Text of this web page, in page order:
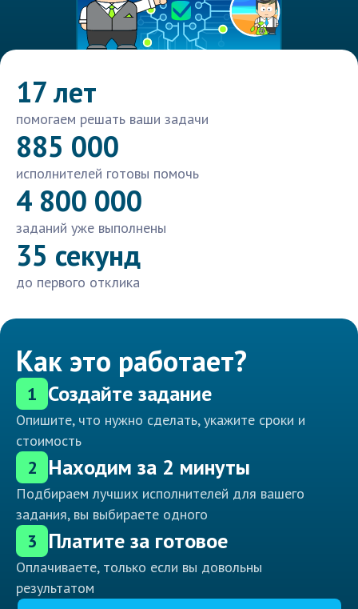
17 лет
помогаем решать ваши задачи
885 000
исполнителей готовы помочь
4 800 000
заданий уже выполнены
35 секунд
до первого отклика
Как это работает?
1 Создайте задание
Опишите, что нужно сделать, укажите сроки и
стоимость
2 Находим за 2 минуты
Подбираем лучших исполнителей для вашего
задания, вы выбираете одного
3 Платите за готовое
Оплачиваете, только если вы довольны
результатом